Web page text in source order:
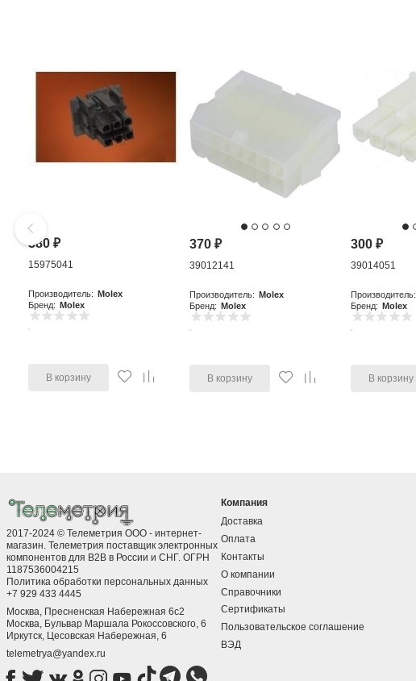
380₽
15975041
Производитель:
Molex
Бренд:
Molex
В корзину
370₽
39012141
Производитель:
Molex
Бренд:
Molex
В корзину
300₽
39014051
Производитель:
Бренд:
Molex
В корзину
2017-2024 © Телеметрия ООО - интернет-
магазин. Телеметрия поставщик электронных
компонентов для B2B в России и СНГ. ОГРН
1187536004215
Политика обработки персональных данных
+7 929 433 4445
Москва, Пресненская Набережная 6с2
Москва, ​Бульвар Маршала Рокоссовского, 6
Иркутск, ​Цесовская Набережная, 6
telemetrya@yandex.ru
Компания
Доставка
Оплата
Контакты
О компании
Справочники
Сертификаты
Пользовательское соглашение
ВЭД